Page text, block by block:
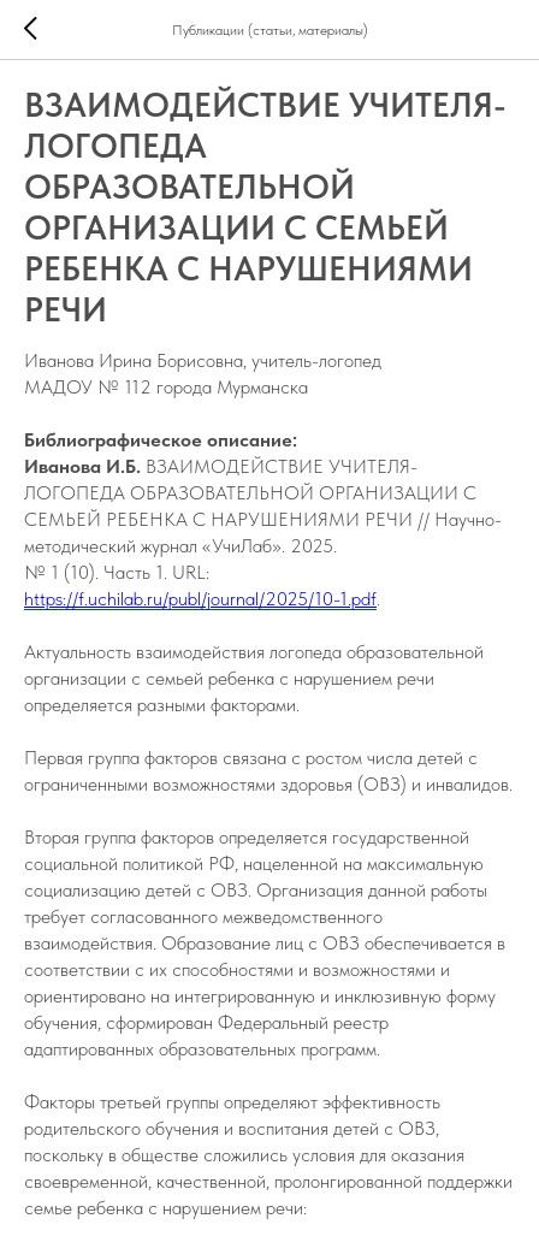
Публикации (статьи, материалы)
ВЗАИМОДЕЙСТВИЕ УЧИТЕЛЯ-
ЛОГОПЕДА
ОБРАЗОВАТЕЛЬНОЙ
ОРГАНИЗАЦИИ С СЕМЬЕЙ
РЕБЕНКА С НАРУШЕНИЯМИ
РЕЧИ
Иванова Ирина Борисовна, учитель-логопед
МАДОУ № 112 города Мурманска
Библиографическое описание:
Иванова И.Б. ВЗАИМОДЕЙСТВИЕ УЧИТЕЛЯ-
ЛОГОПЕДА ОБРАЗОВАТЕЛЬНОЙ ОРГАНИЗАЦИИ С
СЕМЬЕЙ РЕБЕНКА С НАРУШЕНИЯМИ РЕЧИ // Научно-
методический журнал «УчиЛаб». 2025.
№ 1 (10). Часть 1. URL:
https://f.uchilab.ru/publ/journal/2025/10-1.pdf.
Актуальность взаимодействия логопеда образовательной
организации с семьей ребенка с нарушением речи
определяется разными факторами.
Первая группа факторов связана с ростом числа детей с
ограниченными возможностями здоровья (ОВЗ) и инвалидов.
Вторая группа факторов определяется государственной
социальной политикой РФ, нацеленной на максимальную
социализацию детей с ОВЗ. Организация данной работы
требует согласованного межведомственного
взаимодействия. Образование лиц с ОВЗ обеспечивается в
соответствии с их способностями и возможностями и
ориентировано на интегрированную и инклюзивную форму
обучения, сформирован Федеральный реестр
адаптированных образовательных программ.
Факторы третьей группы определяют эффективность
родительского обучения и воспитания детей с ОВЗ,
поскольку в обществе сложились условия для оказания
своевременной, качественной, пролонгированной поддержки
семье ребенка с нарушением речи: